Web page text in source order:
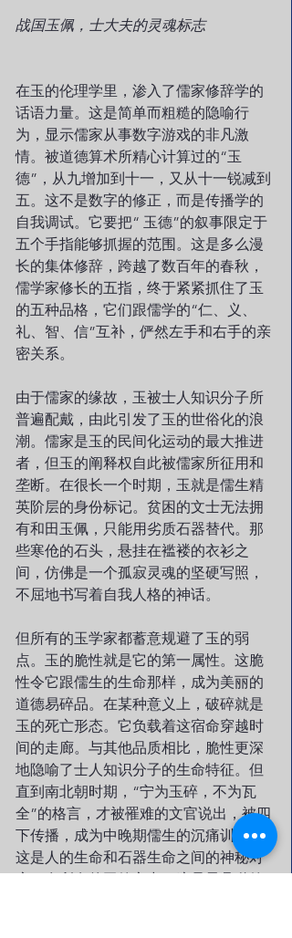
战国玉佩，士大夫的灵魂标志
在玉的伦理学里，渗入了儒家修辞学的
话语力量。这是简单而粗糙的隐喻行
为，显示儒家从事数字游戏的非凡激
情。被道德算术所精心计算过的“玉
德”，从九增加到十一，又从十一锐减到
五。这不是数字的修正，而是传播学的
自我调试。它要把“ 玉德”的叙事限定于
五个手指能够抓握的范围。这是多么漫
长的集体修辞，跨越了数百年的春秋，
儒学家修长的五指，终于紧紧抓住了玉
的五种品格，它们跟儒学的“仁、义、
礼、智、信”互补，俨然左手和右手的亲
密关系。
由于儒家的缘故，玉被士人知识分子所
普遍配戴，由此引发了玉的世俗化的浪
潮。儒家是玉的民间化运动的最大推进
者，但玉的阐释权自此被儒家所征用和
垄断。在很长一个时期，玉就是儒生精
英阶层的身份标记。贫困的文士无法拥
有和田玉佩，只能用劣质石器替代。那
些寒伧的石头，悬挂在褴褛的衣衫之
间，仿佛是一个孤寂灵魂的坚硬写照，
不屈地书写着自我人格的神话。
但所有的玉学家都蓄意规避了玉的弱
点。玉的脆性就是它的第一属性。这脆
性令它跟儒生的生命那样，成为美丽的
道德易碎品。在某种意义上，破碎就是
玉的死亡形态。它负载着这宿命穿越时
间的走廊。与其他品质相比，脆性更深
地隐喻了士人知识分子的生命特征。但
直到南北朝时期，“宁为玉碎，不为瓦
全”的格言，才被罹难的文官说出，被四
下传播，成为中晚期儒生的沉痛训诫。
这是人的生命和石器生命之间的神秘对
应。在所有的玉德之中，这是最具道德